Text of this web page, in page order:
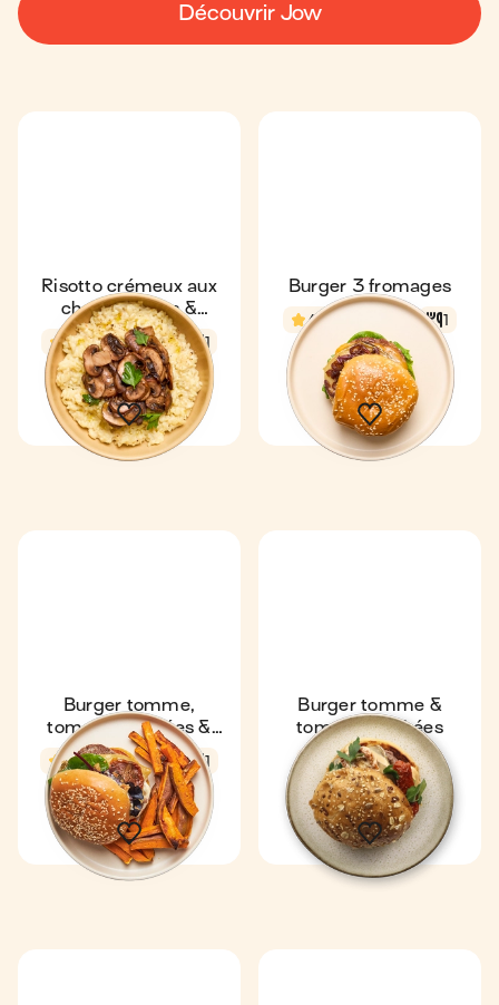
Découvrir Jow
Risotto crémeux aux
champignons &
tomme
4,7 26 min 1
Burger 3 fromages
4,8 21 min 1
Burger tomme,
tomates séchées &
frites de patates
douces
4,6 44 min 1
Burger tomme &
tomates séchées
Coup de ❤️
4,6
8 min
1